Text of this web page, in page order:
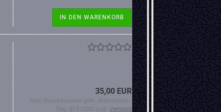
IN DEN WARENKORB
35,00 EUR
Kein Steuerausweis gem. Kleinuntern.-
Reg. §19 UStG zzgl. Versand